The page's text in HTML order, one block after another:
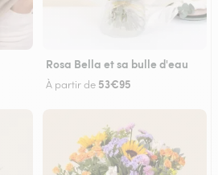
Rosa Bella et sa bulle d'eau
À partir de 53€95